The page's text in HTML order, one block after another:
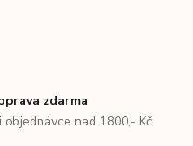
zdarma
objednávce nad 1800,- Kč